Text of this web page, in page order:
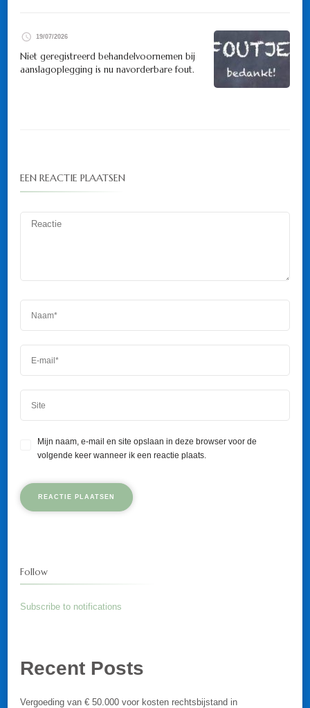
19/07/2026
Niet geregistreerd behandelvoornemen bij
aanslagoplegging is nu navorderbare fout.
EEN REACTIE PLAATSEN
Mijn naam, e-mail en site opslaan in deze browser voor de
volgende keer wanneer ik een reactie plaats.
Follow
Subscribe to notifications
Recent Posts
Vergoeding van € 50.000 voor kosten rechtsbijstand in